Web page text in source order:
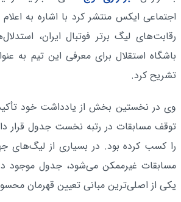
اجتماعی ایکس منتشر کرد با اشاره به
رقابت‌های لیگ برتر فوتبال ایران،
باشگاه استقلال برای معرفی این تیم به
تشریح کرد.
وی در نخستین بخش از یادداشت خود
توقف مسابقات در رتبه نخست جدول قرار
را کسب کرده بود. در بسیاری از لیگ‌های
مسابقات غیرممکن می‌شود، جدول موجود
یکی از اصلی‌ترین مبانی تعیین قهرمان